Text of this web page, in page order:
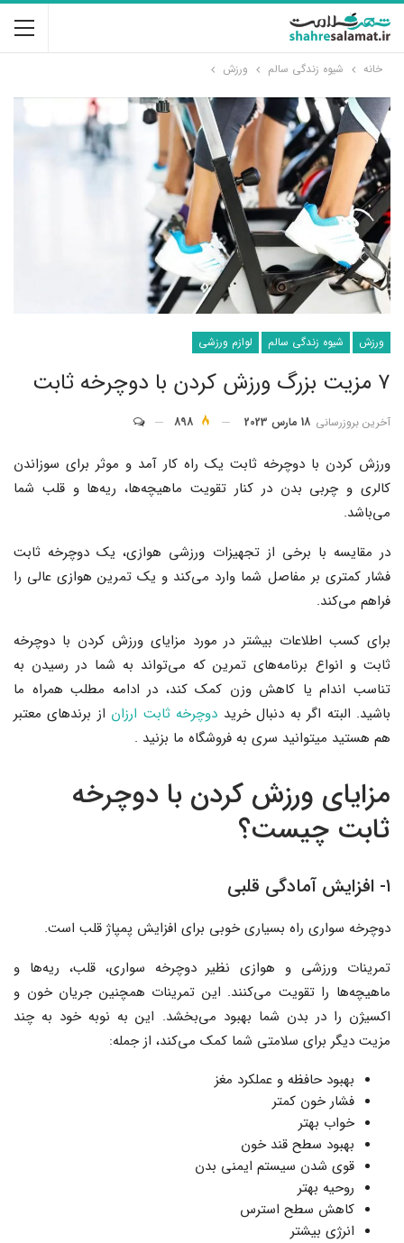
خانه شیوه زندگی سالم ورزش
ورزش شیوه زندگی سالم لوازم ورزشی
۷ مزیت بزرگ ورزش کردن با دوچرخه ثابت
آخرین بروزرسانی 18 مارس 2023 898
ورزش کردن با دوچرخه ثابت یک راه کار آمد و موثر برای سوزاندن
کالری و چربی بدن در کنار تقویت ماهیچه‌ها، ریه‌ها و قلب شما
می‌باشد.
در مقایسه با برخی از تجهیزات ورزشی هوازی، یک دوچرخه ثابت
فشار کمتری بر مفاصل شما وارد می‌کند و یک تمرین هوازی عالی را
فراهم می‌کند.
برای کسب اطلاعات بیشتر در مورد مزایای ورزش کردن با دوچرخه
ثابت و انواع برنامه‌های تمرین که می‌تواند به شما در رسیدن به
تناسب اندام یا کاهش وزن کمک کند، در ادامه مطلب همراه ما
باشید. البته اگر به دنبال خرید دوچرخه ثابت ارزان از برندهای معتبر
هم هستید میتوانید سری به فروشگاه ما بزنید .
مزایای ورزش کردن با دوچرخه
ثابت چیست؟
۱- افزایش آمادگی قلبی
دوچرخه سواری راه بسیاری خوبی برای افزایش پمپاژ قلب است.
تمرینات ورزشی و هوازی نظیر دوچرخه سواری، قلب، ریه‌ها و
ماهیچه‌ها را تقویت می‌کنند. این تمرینات همچنین جریان خون و
اکسیژن را در بدن شما بهبود می‌بخشد. این به نوبه خود به چند
مزیت دیگر برای سلامتی شما کمک می‌کند، از جمله:
بهبود حافظه و عملکرد مغز
فشار خون کمتر
خواب بهتر
بهبود سطح قند خون
قوی شدن سیستم ایمنی بدن
روحیه بهتر
کاهش سطح استرس
انرژی بیشتر